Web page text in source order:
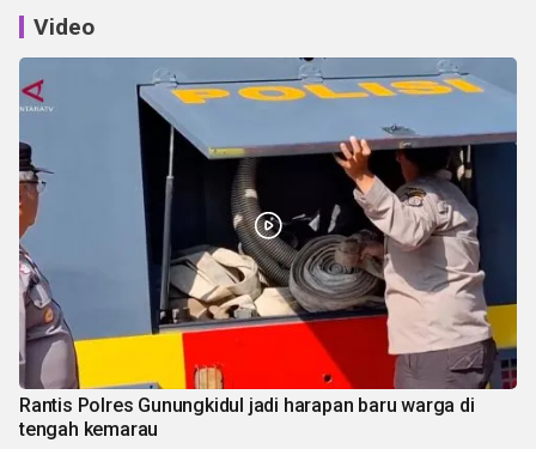
Video
Rantis Polres Gunungkidul jadi harapan baru warga di
tengah kemarau